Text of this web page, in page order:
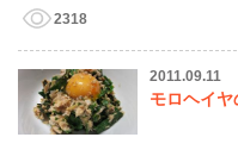
2318
2011.09.11
モロヘイ